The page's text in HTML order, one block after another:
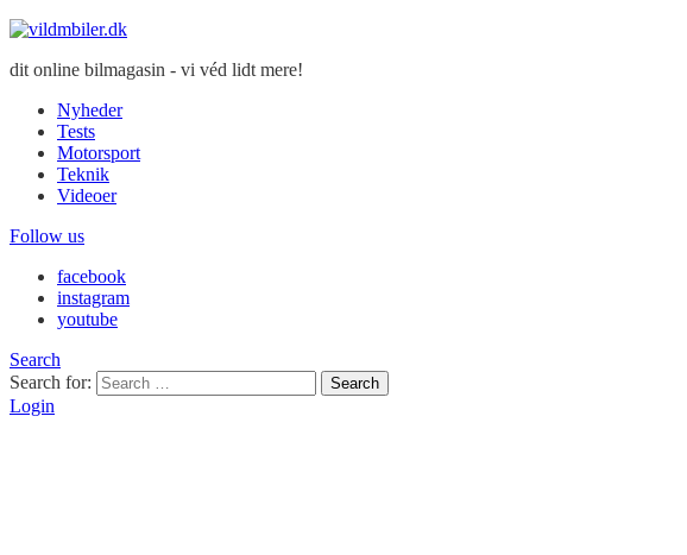
dit online bilmagasin - vi véd lidt mere!
Nyheder
Tests
Motorsport
Teknik
Videoer
Follow us
facebook
instagram
youtube
Search
Search for:
Search
Login